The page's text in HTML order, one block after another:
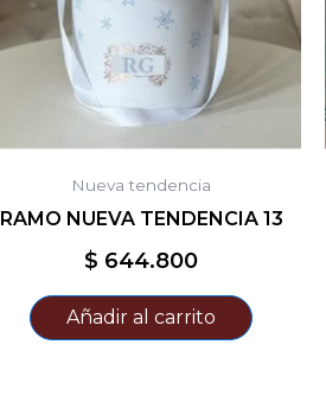
Nueva tendencia
RAMO NUEVA TENDENCIA 13
$ 644.800
Añadir al carrito